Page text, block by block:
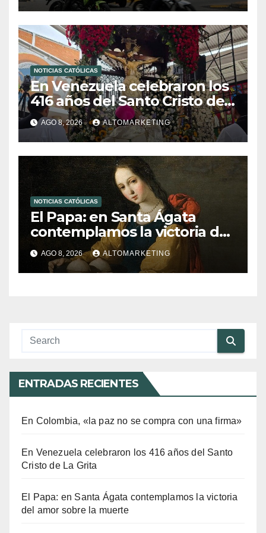
NOTICIAS CATÓLICAS
En Venezuela celebraron los
416 años del Santo Cristo de
La Grita
AGO 8, 2026 ALTOMARKETING
NOTICIAS CATÓLICAS
El Papa: en Santa Ágata
contemplamos la victoria del
amor sobre la muerte
AGO 8, 2026 ALTOMARKETING
ENTRADAS RECIENTES
En Colombia, «la paz no se compra con una firma»
En Venezuela celebraron los 416 años del Santo
Cristo de La Grita
El Papa: en Santa Ágata contemplamos la victoria
del amor sobre la muerte